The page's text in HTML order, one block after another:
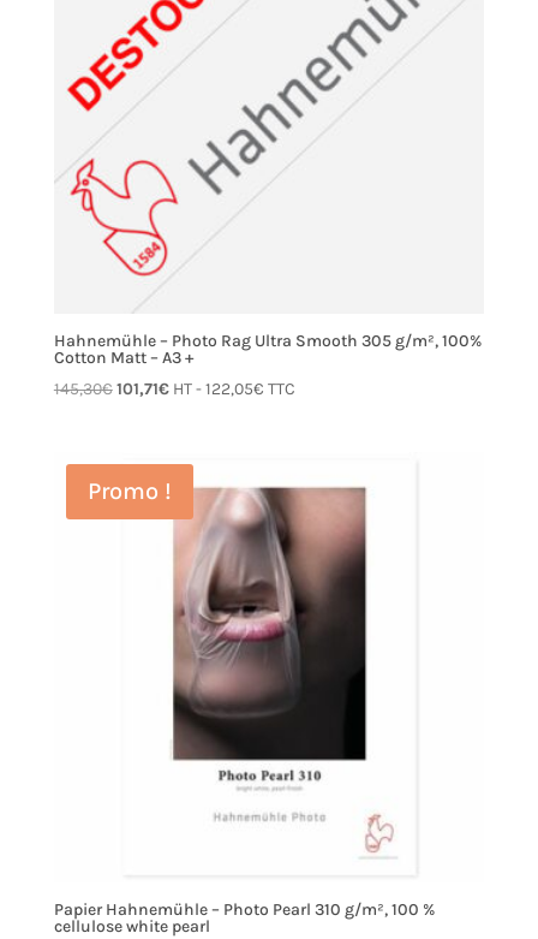
Hahnemühle – Photo Rag Ultra Smooth 305 g/m², 100%
Cotton Matt – A3 +
145,30€Le
était :
145,30€.
101,71€Le
est :
101,71€.
HT -122,05€ TTC
Promo !
Papier Hahnemühle – Photo Pearl 310 g/m², 100 %
cellulose white pearl